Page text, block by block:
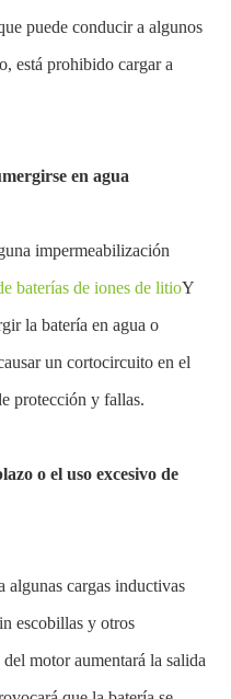
puede conducir a algunos
está prohibido cargar a
en agua
impermeabilización
baterías de iones de litioY
la batería en agua o
un cortocircuito en el
protección y fallas.
o el uso excesivo de
algunas cargas inductivas
escobillas y otros
motor aumentará la salida